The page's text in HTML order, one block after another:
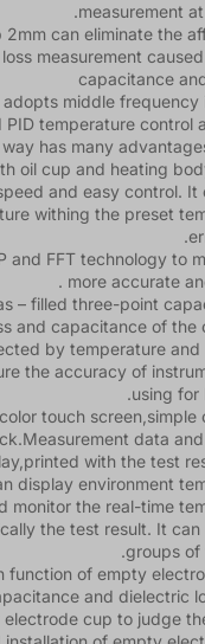
measurement
2mm can eliminate the
measurement
capacitance
middle frequency
PID temperature control
has many
oil cup and heating
and easy control. It
withing the preset
and FFT technology to
more accurate
– filled three-point
and capacitance of the
by temperature and
the accuracy of
using for
touch screen,simple
data
with the test
display environment
monitor the real-time
the test result. It can
groups of
function of empty
and dielectric
cup to judge